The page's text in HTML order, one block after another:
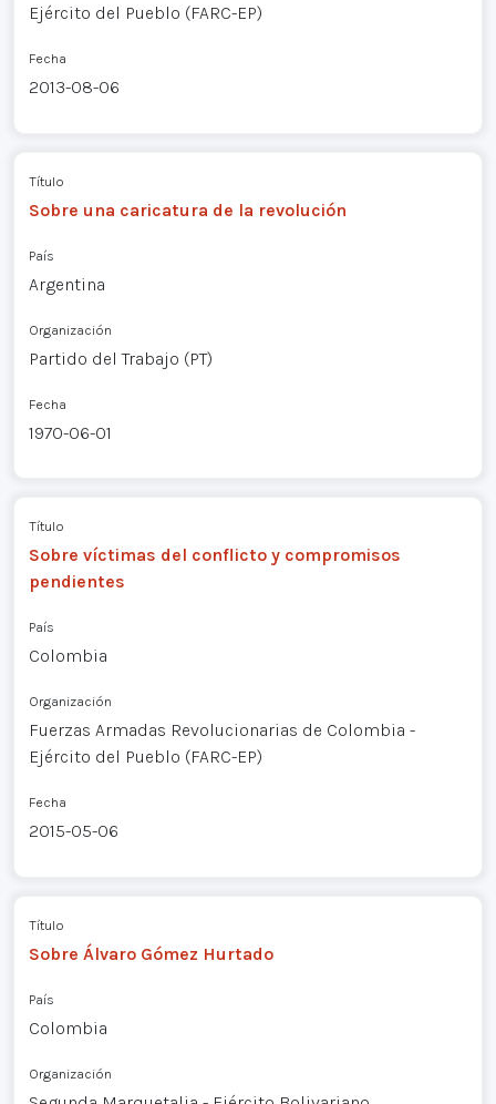
Ejército del Pueblo (FARC-EP)
Fecha
2013-08-06
Título
Sobre una caricatura de la revolución
País
Argentina
Organización
Partido del Trabajo (PT)
Fecha
1970-06-01
Título
Sobre víctimas del conflicto y compromisos
pendientes
País
Colombia
Organización
Fuerzas Armadas Revolucionarias de Colombia -
Ejército del Pueblo (FARC-EP)
Fecha
2015-05-06
Título
Sobre Álvaro Gómez Hurtado
País
Colombia
Organización